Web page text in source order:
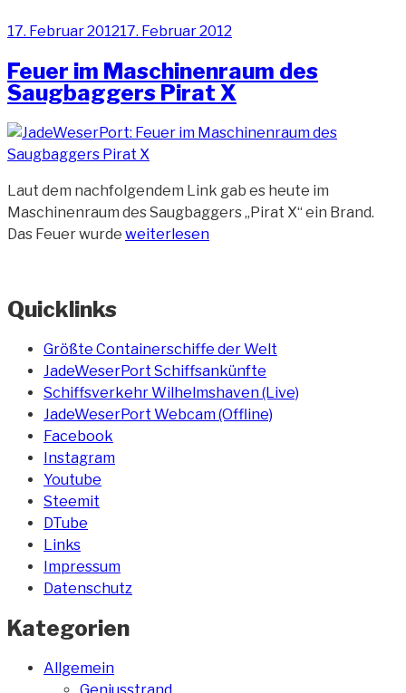
Eugen
Maersk
in
Brand
geraten“
Veröffentlicht
17. Februar 201217. Februar 2012
Feuer im Maschinenraum des
Saugbaggers Pirat X
Laut dem nachfolgendem Link gab es heute im
Maschinenraum des Saugbaggers „Pirat X“ ein Brand.
Das Feuer wurde „Feuer
Pirat
X“
weiterlesen
Quicklinks
Größte Containerschiffe der Welt
JadeWeserPort Schiffsankünfte
Schiffsverkehr Wilhelmshaven (Live)
JadeWeserPort Webcam (Offline)
Facebook
Instagram
Youtube
Steemit
DTube
Links
Impressum
Datenschutz
Kategorien
Allgemein